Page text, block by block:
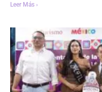
Leer Más ›